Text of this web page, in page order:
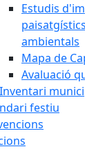
Estudis
ambientals
Mapa de
Avaluació
Inventari
festiu